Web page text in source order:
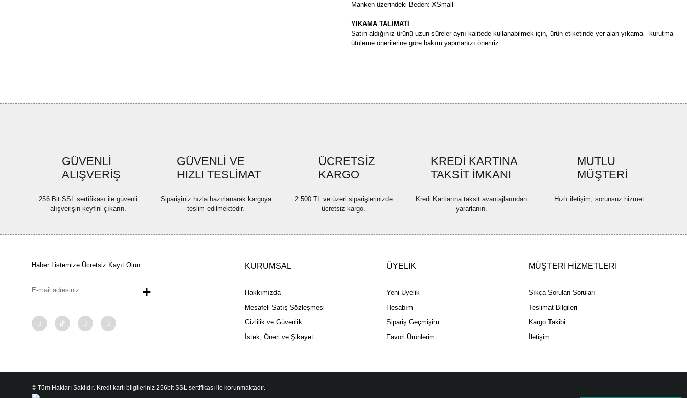
Manken üzerindeki Beden: XSmall
YIKAMA TALİMATI
Satın aldığınız ürünü uzun süreler aynı kalitede kullanabilmek için, ürün etiketinde yer alan yıkama - kurutma -
ütüleme önerilerine göre bakım yapmanızı öneririz.
Ürün fiyatı diğer sitelerden daha pahalı.
Bu ürüne benzer farklı alternatifler olmalı.
GÜVENLİ
ALIŞVERİŞ
256 Bit SSL sertifikası ile güvenli
alışverişin keyfini çıkarın.
GÜVENLİ VE
HIZLI TESLİMAT
Siparişiniz hızla hazırlanarak kargoya
teslim edilmektedir.
ÜCRETSİZ
KARGO
2.500 TL ve üzeri siparişlerinizde
ücretsiz kargo.
KREDİ KARTINA
TAKSİT İMKANI
Kredi Kartlarına taksit avantajlarından
yararlanın.
MUTLU
MÜŞTERİ
Hızlı iletişim, sorunsuz hizmet
Haber Listemize Ücretsiz Kayıt Olun
+
KURUMSAL
Hakkımızda
Mesafeli Satış Sözleşmesi
Gizlilik ve Güvenlik
İstek, Öneri ve Şikayet
ÜYELİK
Yeni Üyelik
Hesabım
Sipariş Geçmişim
Favori Ürünlerim
MÜŞTERİ HİZMETLERİ
Sıkça Sorulan Soruları
Teslimat Bilgileri
Kargo Takibi
İletişim
© Tüm Hakları Saklıdır. Kredi kartı bilgileriniz 256bit SSL sertifikası ile korunmaktadır.